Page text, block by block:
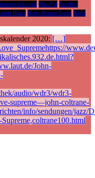
Jazzfest Jazzfest
Bonn KunstRasen Bonn Köln
2020: […]
John-
audio/wdr3/wdr3-
supreme—john-coltrane-
info/sendungen/jazz/